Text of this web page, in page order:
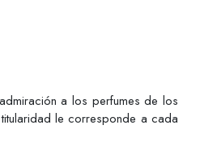
a los perfumes de los
le corresponde a cada